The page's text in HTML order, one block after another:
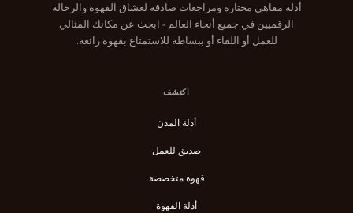
أدلة مقاهي مختارة ومراجعات صادقة لعشاق القهوة والرحالة
الرقميين في جميع أنحاء العالم - ابحث عن مكانك المثالي
للعمل أو اللقاء أو ببساطة للاستمتاع بقهوة رائعة.
اكتشف
أدلة المدن
صديق للعمل
قهوة متخصصة
أدلة القهوة